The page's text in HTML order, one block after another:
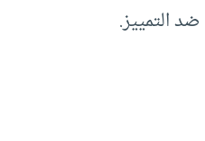
التمييز.